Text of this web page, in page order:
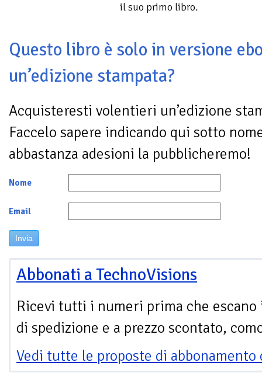
il suo primo libro.
Questo libro è solo in versione
un’edizione stampata?
Acquisteresti volentieri un’edizione
Faccelo sapere indicando qui sotto
abbastanza adesioni la pubblicheremo!
Nome
Email
Invia
Abbonati a TechnoVisions
Ricevi tutti i numeri prima che escano
di spedizione e a prezzo scontato,
Vedi tutte le proposte di